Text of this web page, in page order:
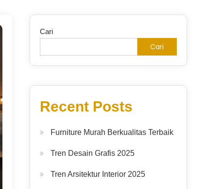
Cari
Cari
Recent Posts
Furniture Murah Berkualitas Terbaik
Tren Desain Grafis 2025
Tren Arsitektur Interior 2025